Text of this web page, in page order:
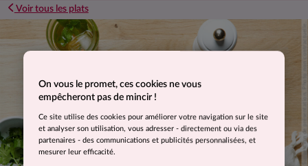
Voir tous les plats
Suggestion de présentation. Photo non contractuelle.
On vous le promet, ces cookies ne vous
empêcheront pas de mincir !
Ce site utilise des cookies pour améliorer votre navigation sur le site
et analyser son utilisation, vous adresser - directement ou via des
partenaires - des communications et publicités personnalisées, et
mesurer leur efficacité.